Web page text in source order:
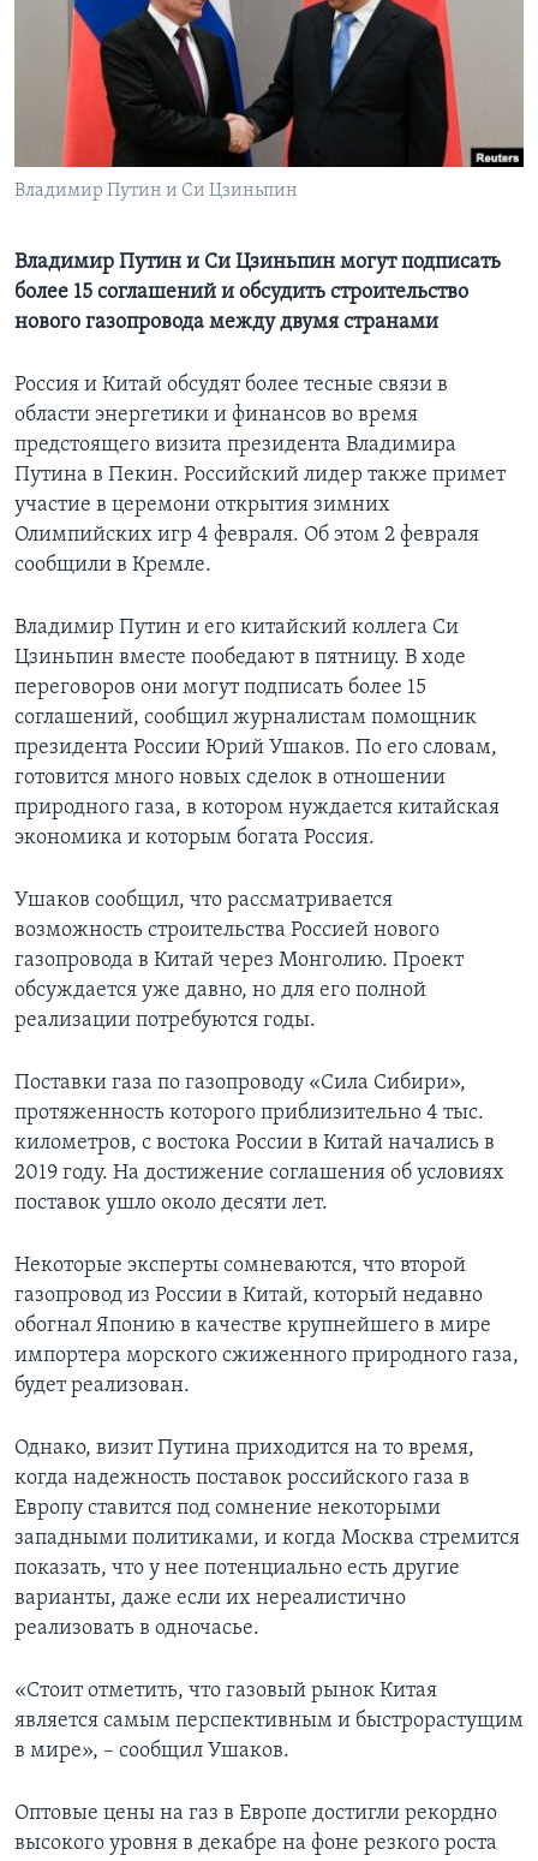
Learning English
СОЦИАЛЬНЫЕ СЕТИ
Владимир Путин и Си Цзиньпин
Владимир Путин и Си Цзиньпин могут подписать
более 15 соглашений и обсудить строительство
нового газопровода между двумя странами
Россия и Китай обсудят более тесные связи в
области энергетики и финансов во время
предстоящего визита президента Владимира
Путина в Пекин. Российский лидер также примет
участие в церемони открытия зимних
Олимпийских игр 4 февраля. Об этом 2 февраля
сообщили в Кремле.
Владимир Путин и его китайский коллега Си
Цзиньпин вместе пообедают в пятницу. В ходе
переговоров они могут подписать более 15
соглашений, сообщил журналистам помощник
президента России Юрий Ушаков. По его словам,
готовится много новых сделок в отношении
природного газа, в котором нуждается китайская
экономика и которым богата Россия.
Ушаков сообщил, что рассматривается
возможность строительства Россией нового
газопровода в Китай через Монголию. Проект
обсуждается уже давно, но для его полной
реализации потребуются годы.
Поставки газа по газопроводу «Сила Сибири»,
протяженность которого приблизительно 4 тыс.
километров, с востока России в Китай начались в
2019 году. На достижение соглашения об условиях
поставок ушло около десяти лет.
Некоторые эксперты сомневаются, что второй
газопровод из России в Китай, который недавно
обогнал Японию в качестве крупнейшего в мире
импортера морского сжиженного природного газа,
будет реализован.
Однако, визит Путина приходится на то время,
когда надежность поставок российского газа в
Европу ставится под сомнение некоторыми
западными политиками, и когда Москва стремится
показать, что у нее потенциально есть другие
варианты, даже если их нереалистично
реализовать в одночасье.
«Стоит отметить, что газовый рынок Китая
является самым перспективным и быстрорастущим
в мире», – сообщил Ушаков.
Оптовые цены на газ в Европе достигли рекордно
высокого уровня в декабре на фоне резкого роста